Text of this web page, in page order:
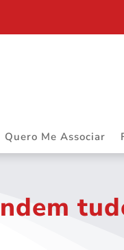
Quero Me Associar